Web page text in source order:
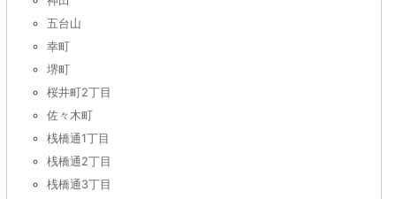
五台山
幸町
堺町
桜井町2丁目
佐々木町
桟橋通1丁目
桟橋通2丁目
桟橋通3丁目